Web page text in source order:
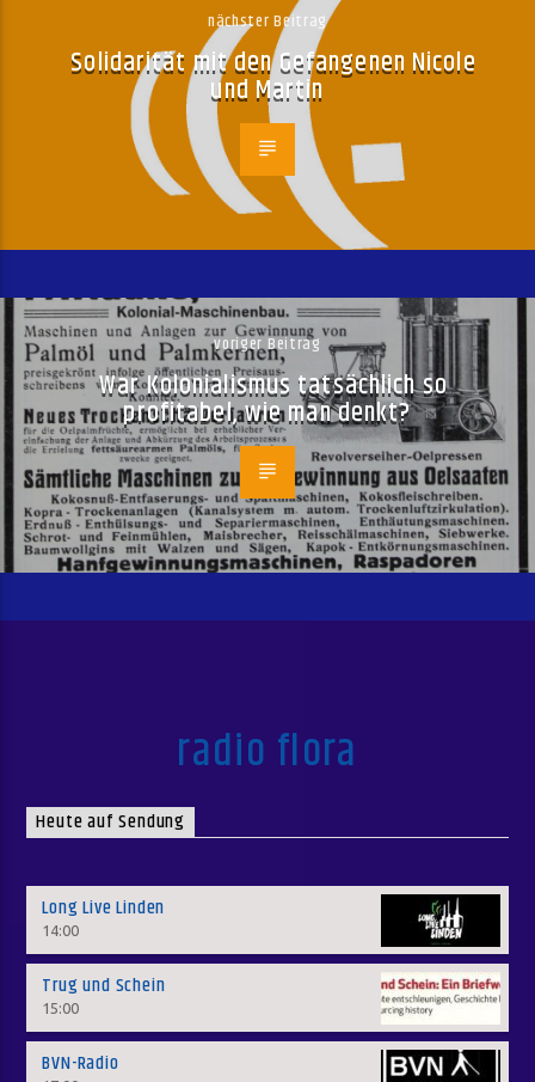
nächster Beitrag
Solidarität mit den Gefangenen Nicole
und Martin
voriger Beitrag
War Kolonialismus tatsächlich so
profitabel, wie man denkt?
radio flora
Heute auf Sendung
Long Live Linden
14:00
Trug und Schein
15:00
BVN-Radio